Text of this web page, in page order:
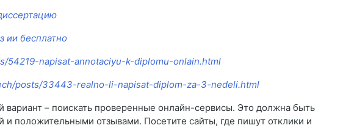
ии бесплатно
54219-napisat-annotaciyu-k-diplomu-onlain.html
posts/33443-realno-li-napisat-diplom-za-3-nedeli.html
вариант – поискать проверенные онлайн-сервисы. Это должна быть
и положительными отзывами. Посетите сайты, где пишут отклики и